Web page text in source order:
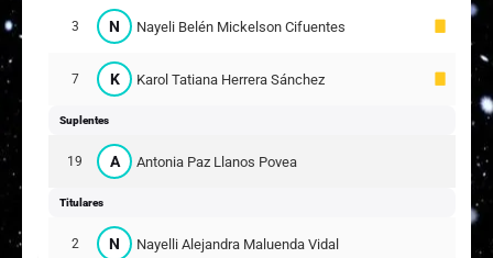
P Paula Estefania Iriarte Torres
24
K Karolayn Scarllett Gálvez Inostroza
17
15
3 N Nayeli Belén Mickelson Cifuentes
7 K Karol Tatiana Herrera Sánchez
Suplentes
19 A Antonia Paz Llanos Povea
Titulares
2 N Nayelli Alejandra Maluenda Vidal